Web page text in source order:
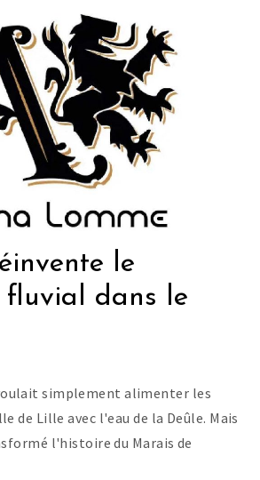
le
dans le
simplement alimenter les
de Lille avec l'eau de la Deûle. Mais
l'histoire du Marais de